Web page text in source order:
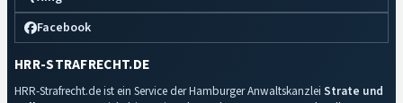
Facebook
HRR-STRAFRECHT.DE
HRR-Strafrecht.de ist ein Service der Hamburger Anwaltskanzlei Strate und